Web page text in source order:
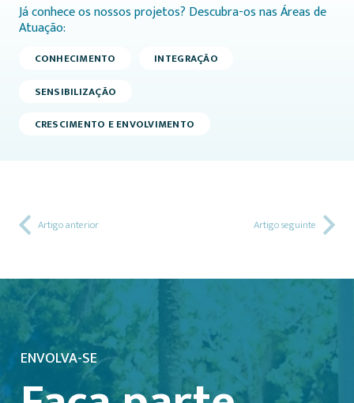
Já conhece os nossos projetos? Descubra-os nas Áreas de
Atuação:
CONHECIMENTO
INTEGRAÇÃO
SENSIBILIZAÇÃO
CRESCIMENTO E ENVOLVIMENTO
Artigo anterior Artigo seguinte
ENVOLVA-SE